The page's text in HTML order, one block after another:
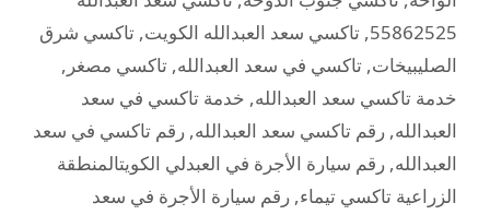
55862525
, تاكسي سعد العبدالله الكويت, تاكسي شرق
الصليبيخات, تاكسي في سعد العبدالله, تاكسي مصغر ,
خدمة تاكسي سعد العبدالله, خدمة تاكسي في سعد
العبدالله, رقم تاكسي سعد العبدالله, رقم تاكسي في سعد
العبدالله, رقم سيارة الأجرة في العبدلي الكويتالمنطقة
الزراعية تاكسي تيماء, رقم سيارة الأجرة في سعد